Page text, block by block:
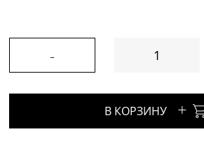
-
В КОРЗИНУ +